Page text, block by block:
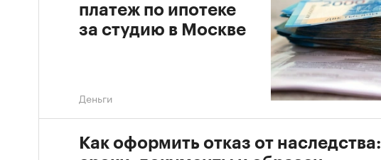
Деньги
платеж по ипотеке
за студию в Москве
Как оформить отказ от наследства: